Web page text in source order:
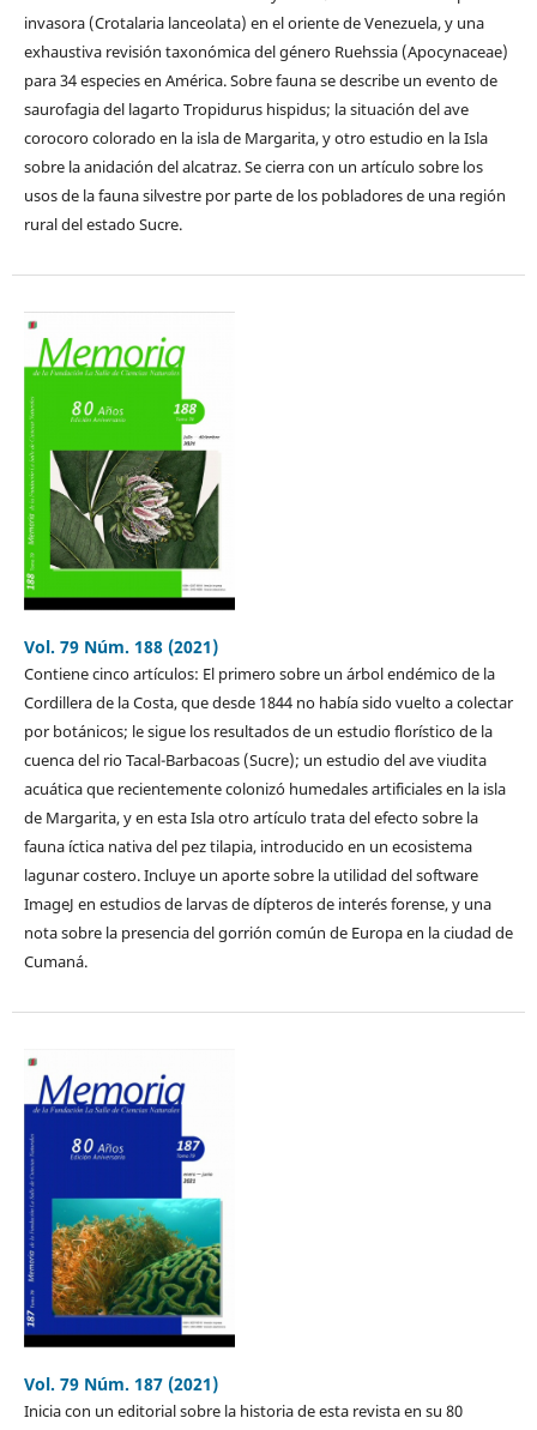
invasora (Crotalaria lanceolata) en el oriente de Venezuela, y una
exhaustiva revisión taxonómica del género Ruehssia (Apocynaceae)
para 34 especies en América. Sobre fauna se describe un evento de
saurofagia del lagarto Tropidurus hispidus; la situación del ave
corocoro colorado en la isla de Margarita, y otro estudio en la Isla
sobre la anidación del alcatraz. Se cierra con un artículo sobre los
usos de la fauna silvestre por parte de los pobladores de una región
rural del estado Sucre.
Vol. 79 Núm. 188 (2021)
Contiene cinco artículos: El primero sobre un árbol endémico de la
Cordillera de la Costa, que desde 1844 no había sido vuelto a colectar
por botánicos; le sigue los resultados de un estudio florístico de la
cuenca del rio Tacal-Barbacoas (Sucre); un estudio del ave viudita
acuática que recientemente colonizó humedales artificiales en la isla
de Margarita, y en esta Isla otro artículo trata del efecto sobre la
fauna íctica nativa del pez tilapia, introducido en un ecosistema
lagunar costero. Incluye un aporte sobre la utilidad del software
ImageJ en estudios de larvas de dípteros de interés forense, y una
nota sobre la presencia del gorrión común de Europa en la ciudad de
Cumaná.
Vol. 79 Núm. 187 (2021)
Inicia con un editorial sobre la historia de esta revista en su 80